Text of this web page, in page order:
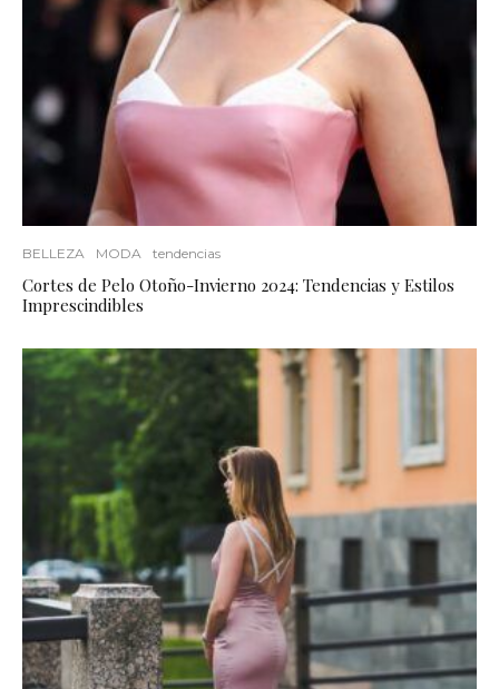
BELLEZA MODA tendencias
Cortes de Pelo Otoño-Invierno 2024: Tendencias y Estilos
Imprescindibles